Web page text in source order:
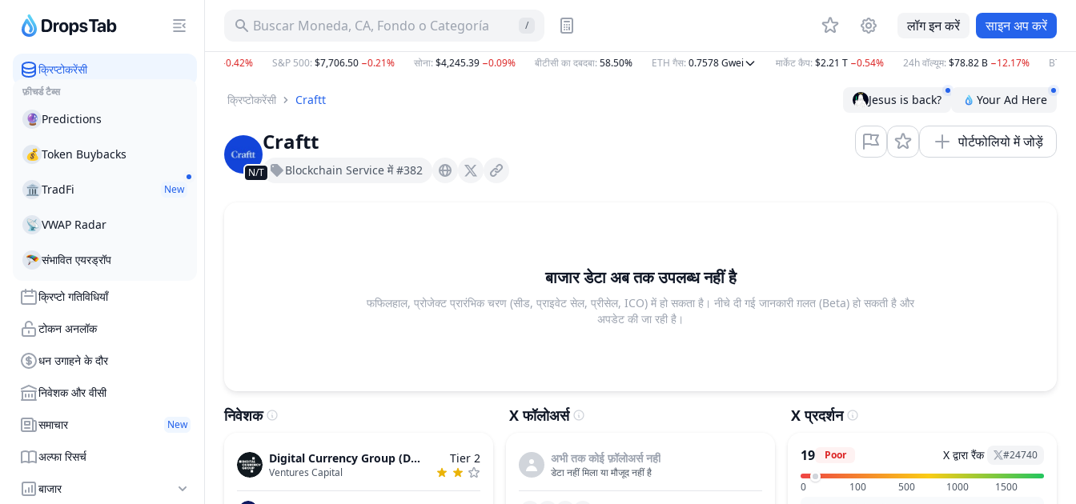
क्रिप्टोकरेंसी
फ़ीचर्ड टैब्स
🔮 Predictions
💰 Token Buybacks
🏛 TradFi New
📡 VWAP Radar
🪂संभावित एयरड्रॉप
क्रिप्टो गतिविधियाँ
टोकन अनलॉक
धन उगाहने के दौर
निवेशक और वीसी
समाचार New
अल्फा रिसर्च
बाजार
Buscar Moneda, CA, Fondo o Categoría / लॉग इन करें साइन अप करें
BTC:$64,466.00 −0.42% S&P 500:$7,706.50−0.21% सोना:$4,245.39−0.09% बीटीसी का दबदबा:58.50% ETH गैस:0.7578Gwei मार्केट कैप:$2.21 T −0.54% 24h वॉल्यूम:$78.82 B −12.17% BTC
क्रिप्टोकरेंसी Craftt Jesus is back? Your Ad Here
N/T
Craftt पोर्टफोलियो में जोड़ें
Blockchain Service में #382 Craftt.xyz X (Twitter)
बाजार डेटा अब तक उपलब्ध नहीं है
फफिलहाल, प्रोजेक्ट प्रारंभिक चरण (सीड, प्राइवेट सेल, प्रीसेल, ICO) में हो सकता है। नीचे दी गई जानकारी ग़लत (Beta) हो सकती है और
अपडेट की जा रही है।
निवेशक
Digital Currency Group (DCG)
Ventures Capital
Tier 2
X फॉलोअर्स
अभी तक कोई फ़ॉलोअर्स नहीं
डेटा नहीं मिला या मौजूद नहीं है
X प्रदर्शन
19 Poor X द्वारा रैंक #24740
0 100 500 1000
1500